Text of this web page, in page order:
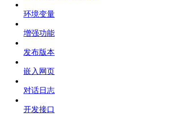
环境变量
增强功能
发布版本
嵌入网页
对话日志
开发接口